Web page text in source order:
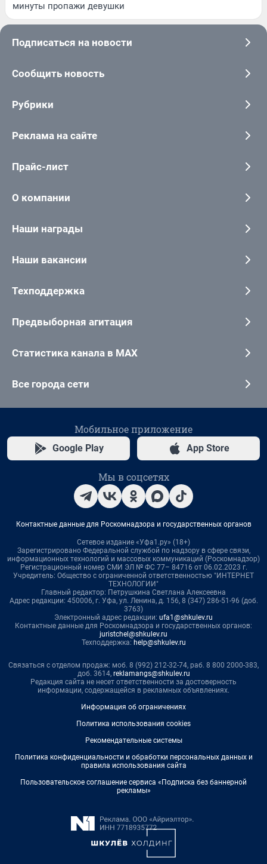
минуты пропажи девушки
Подписаться на новости
Сообщить новость
Рубрики
Реклама на сайте
Прайс-лист
О компании
Наши награды
Наши вакансии
Техподдержка
Предвыборная агитация
Статистика канала в MAX
Все города сети
Мобильное приложение
Google Play App Store
Мы в соцсетях
Контактные данные для Роскомнадзора и государственных органов
Сетевое издание «Уфа1.ру» (18+)
Зарегистрировано Федеральной службой по надзору в сфере связи,
информационных технологий и массовых коммуникаций (Роскомнадзор)
Регистрационный номер СМИ ЭЛ № ФС 77– 84716 от 06.02.2023 г.
Учредитель: Общество с ограниченной ответственностью "ИНТЕРНЕТ
ТЕХНОЛОГИИ"
Главный редактор: Петрушкина Светлана Алексеевна
Адрес редакции: 450006, г. Уфа, ул. Ленина, д. 156, 8 (347) 286-51-96 (доб.
3763)
Электронный адрес редакции: ufa1@shkulev.ru
Контактные данные для Роскомнадзора и государственных органов:
juristchel@shkulev.ru
Техподдержка: help@shkulev.ru
Связаться с отделом продаж: моб. 8 (992) 212-32-74, раб. 8 800 2000-383,
доб. 3614, reklamangs@shkulev.ru
Редакция сайта не несет ответственности за достоверность
информации, содержащейся в рекламных объявлениях.
Информация об ограничениях
Политика использования cookies
Рекомендательные системы
Политика конфиденциальности и обработки персональных данных и
правила использования сайта
Пользовательское соглашение сервиса «Подписка без баннерной
рекламы»